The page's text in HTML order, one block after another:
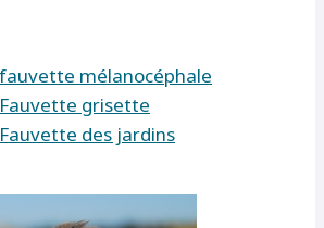
mélanocéphale
grisette
des jardins